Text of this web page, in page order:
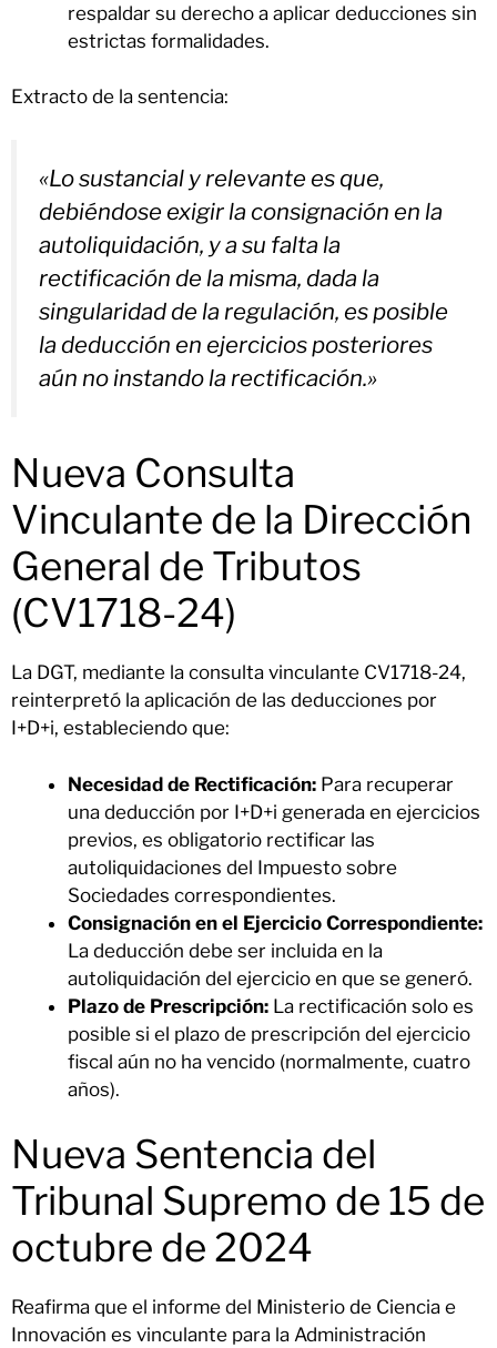
respaldar su derecho a aplicar deducciones sin
estrictas formalidades.
Extracto de la sentencia:
«Lo sustancial y relevante es que,
debiéndose exigir la consignación en la
autoliquidación, y a su falta la
rectificación de la misma, dada la
singularidad de la regulación, es posible
la deducción en ejercicios posteriores
aún no instando la rectificación.»
Nueva Consulta
Vinculante de la Dirección
General de Tributos
(CV1718-24)
La DGT, mediante la consulta vinculante CV1718-24,
reinterpretó la aplicación de las deducciones por
I+D+i, estableciendo que:
Necesidad de Rectificación: Para recuperar
una deducción por I+D+i generada en ejercicios
previos, es obligatorio rectificar las
autoliquidaciones del Impuesto sobre
Sociedades correspondientes.
Consignación en el Ejercicio Correspondiente:
La deducción debe ser incluida en la
autoliquidación del ejercicio en que se generó.
Plazo de Prescripción: La rectificación solo es
posible si el plazo de prescripción del ejercicio
fiscal aún no ha vencido (normalmente, cuatro
años).
Nueva Sentencia del
Tribunal Supremo de 15 de
octubre de 2024
Reafirma que el informe del Ministerio de Ciencia e
Innovación es vinculante para la Administración